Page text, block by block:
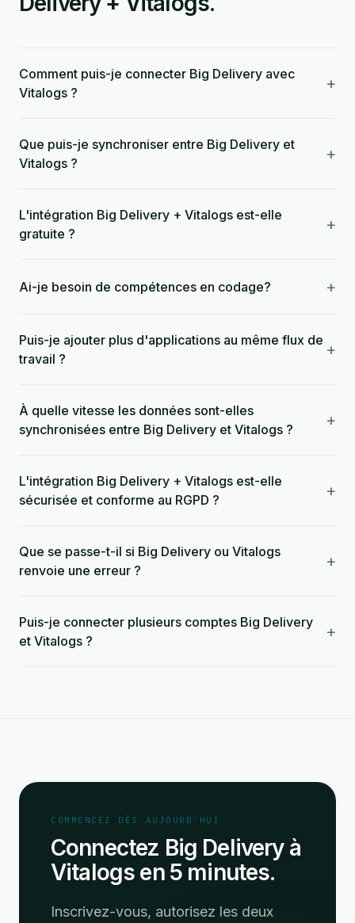
Comment puis-je connecter Big Delivery avec
Vitalogs ?
+
Que puis-je synchroniser entre Big Delivery et
Vitalogs ?
+
L'intégration Big Delivery + Vitalogs est-elle
gratuite ?
+
Ai-je besoin de compétences en codage? +
Puis-je ajouter plus d'applications au même flux de
travail ?
+
À quelle vitesse les données sont-elles
synchronisées entre Big Delivery et Vitalogs ?
+
L'intégration Big Delivery + Vitalogs est-elle
sécurisée et conforme au RGPD ?
+
Que se passe-t-il si Big Delivery ou Vitalogs
renvoie une erreur ?
+
Puis-je connecter plusieurs comptes Big Delivery
et Vitalogs ?
+
COMMENCEZ DÈS AUJOURD'HUI
Connectez Big Delivery à
Vitalogs en 5 minutes.
Inscrivez-vous, autorisez les deux